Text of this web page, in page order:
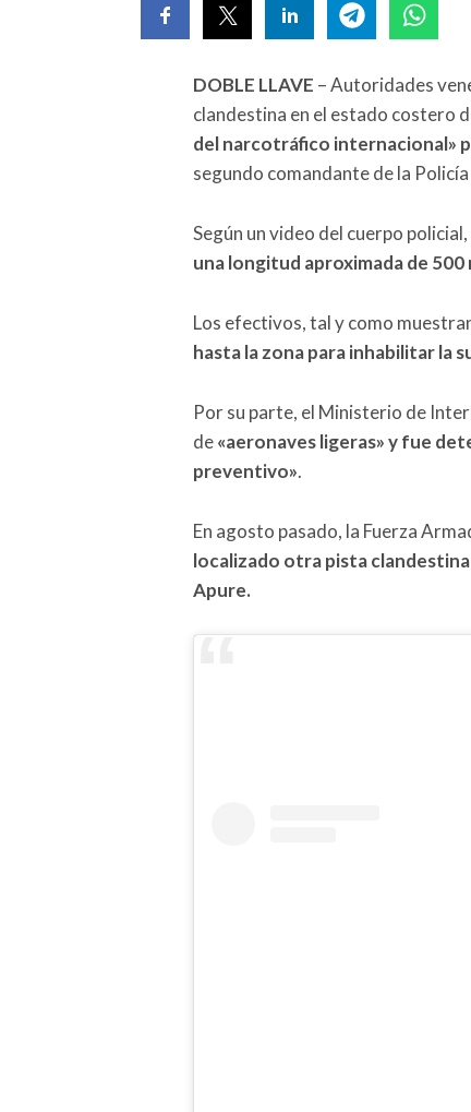
DOBLE LLAVE – Autoridades
clandestina en el estado costero
del narcotráfico internacional»
segundo comandante de la
Según un video del cuerpo
una longitud aproximada de
Los efectivos, tal y como
hasta la zona para inhabilitar la
Por su parte, el Ministerio de
de«aeronaves ligeras» y fue
preventivo».
En agosto pasado, la Fuerza
localizado otra pista clandestina
Apure.